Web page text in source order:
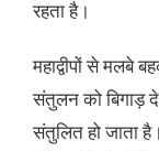
रहता है।
महाद्वीपों से मलबे
संतुलन को बिगाड़
संतुलित हो जाता